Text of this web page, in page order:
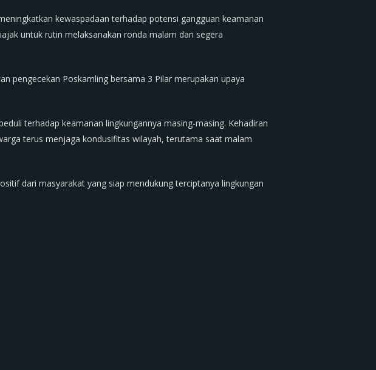
kewaspadaan terhadap potensi gangguan keamanan
untuk rutin melaksanakan ronda malam dan segera
pengecekan Poskamling bersama 3 Pilar merupakan upaya
terhadap keamanan lingkungannya masing-masing. Kehadiran
terus menjaga kondusifitas wilayah, terutama saat malam
dari masyarakat yang siap mendukung terciptanya lingkungan